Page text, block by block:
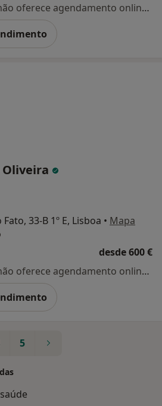
Esse especialista não oferece agendamento online para esse endereço.
Oliveira
33-B 1º E, Lisboa • Mapa
desde 600 €
Esse especialista não oferece agendamento online para esse endereço.
5